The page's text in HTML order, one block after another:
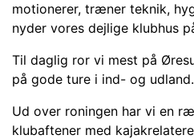
motionerer, træner teknik,
nyder vores dejlige klubhus
Til daglig ror vi mest på
på gode ture i ind- og udland.
Ud over roningen har vi en
klubaftener med